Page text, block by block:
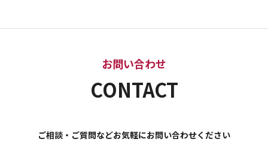
お問い合わせ
CONTACT
ご相談・ご質問などお気軽にお問い合わせください